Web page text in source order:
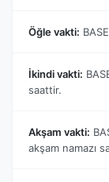
Öğle vakti:
İkindi vakti:
saattir.
Akşam vakti:
akşam namazı